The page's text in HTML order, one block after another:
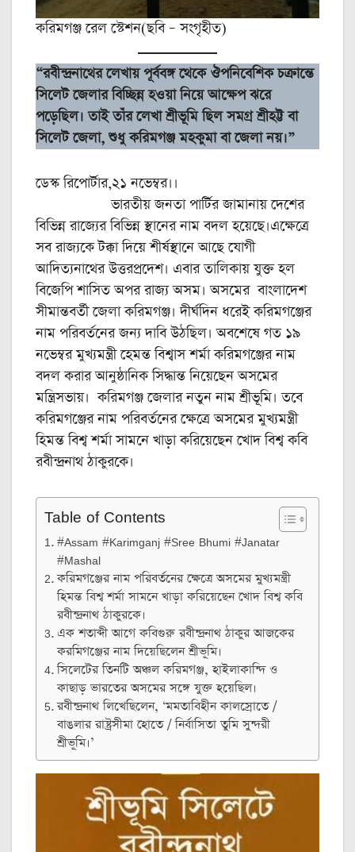
করিমগঞ্জ রেল স্টেশন(ছবি – সংগৃহীত)
“রবীন্দ্রনাথের লেখায় পূর্ববঙ্গ থেকে ঔপনিবেশিক চক্রান্তে
সিলেট জেলার বিচ্ছিন্ন হওয়া নিয়ে আক্ষেপ ঝরে
পড়েছিল। তাই তাঁর লেখা শ্রীভূমি ছিল সমগ্র শ্রীহট্ট বা
সিলেট জেলা, শুধু করিমগঞ্জ মহকুমা বা জেলা নয়।”
ডেস্ক রিপোর্টার,২১ নভেম্বর।।
ভারতীয় জনতা পার্টির জামানায় দেশের
বিভিন্ন রাজ্যের বিভিন্ন স্থানের নাম বদল হয়েছে।এক্ষেত্রে
সব রাজ্যকে টক্কা দিয়ে শীর্ষস্থানে আছে যোগী
আদিত্যনাথের উত্তরপ্রদেশ। এবার তালিকায় যুক্ত হল
বিজেপি শাসিত অপর রাজ্য অসম। অসমের বাংলাদেশ
সীমান্তবর্তী জেলা করিমগঞ্জ। দীর্ঘদিন ধরেই করিমগঞ্জের
নাম পরিবর্তনের জন্য দাবি উঠছিল। অবশেষে গত ১৯
নভেম্বর মুখ্যমন্ত্রী হেমন্ত বিশ্বাস শর্মা করিমগঞ্জের নাম
বদল করার আনুষ্ঠানিক সিদ্ধান্ত নিয়েছেন অসমের
মন্ত্রিসভায়। করিমগঞ্জ জেলার নতুন নাম শ্রীভূমি। তবে
করিমগঞ্জের নাম পরিবর্তনের ক্ষেত্রে অসমের মুখ্যমন্ত্রী
হিমন্ত বিশ্ব শর্মা সামনে খাড়া করিয়েছেন খোদ বিশ্ব কবি
রবীন্দ্রনাথ ঠাকুরকে।
Table of Contents
#Assam #Karimganj #Sree Bhumi #Janatar
#Mashal
করিমগঞ্জের নাম পরিবর্তনের ক্ষেত্রে অসমের মুখ্যমন্ত্রী
হিমন্ত বিশ্ব শর্মা সামনে খাড়া করিয়েছেন খোদ বিশ্ব কবি
রবীন্দ্রনাথ ঠাকুরকে।
এক শতাব্দী আগে কবিগুরু রবীন্দ্রনাথ ঠাকুর আজকের
করমিগঞ্জের নাম দিয়েছিলেন শ্রীভূমি।
সিলেটের তিনটি অঞ্চল করিমগঞ্জ, হাইলাকান্দি ও
কাছাড় ভারতের অসমের সঙ্গে যুক্ত হয়েছিল।
রবীন্দ্রনাথ লিখেছিলেন, ‘মমতাবিহীন কালস্রোতে /
বাঙলার রাষ্ট্রসীমা হোতে / নির্বাসিতা তুমি সুন্দরী
শ্রীভূমি।’